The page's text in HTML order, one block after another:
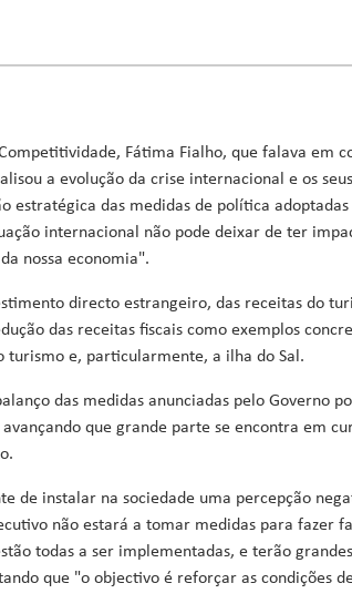
Rural e Pescas
e Acesso a Fundos
Fátima Fialho, que falava em
a evolução da crise internacional e os
estratégica das medidas de política
internacional não pode deixar de ter
nossa economia".
directo estrangeiro, das receitas do
das receitas fiscais como exemplos
turismo e, particularmente, a ilha do Sal.
das medidas anunciadas pelo Governo
que grande parte se encontra em
de instalar na sociedade uma percepção
não estará a tomar medidas para fazer
todas a ser implementadas, e terão
que "o objectivo é reforçar as condições